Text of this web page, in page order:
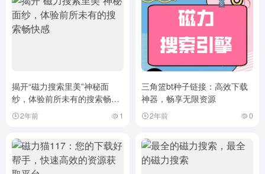
揭开“磁力搜索里美”神秘面
纱，体验前所未有的搜索畅快
感2年前 1
三角篮bt种子链接：高效下载
神器，畅享无限资源
2年前 0